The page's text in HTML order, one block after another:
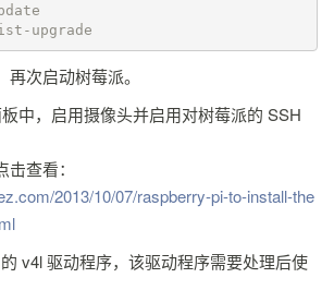
upgrade
次启动树莓派。
中，启用摄像头并启用对树莓派的 SSH
查看：
2013/10/07/raspberry-pi-to-install-the
v4l 驱动程序，该驱动程序需要处理后使